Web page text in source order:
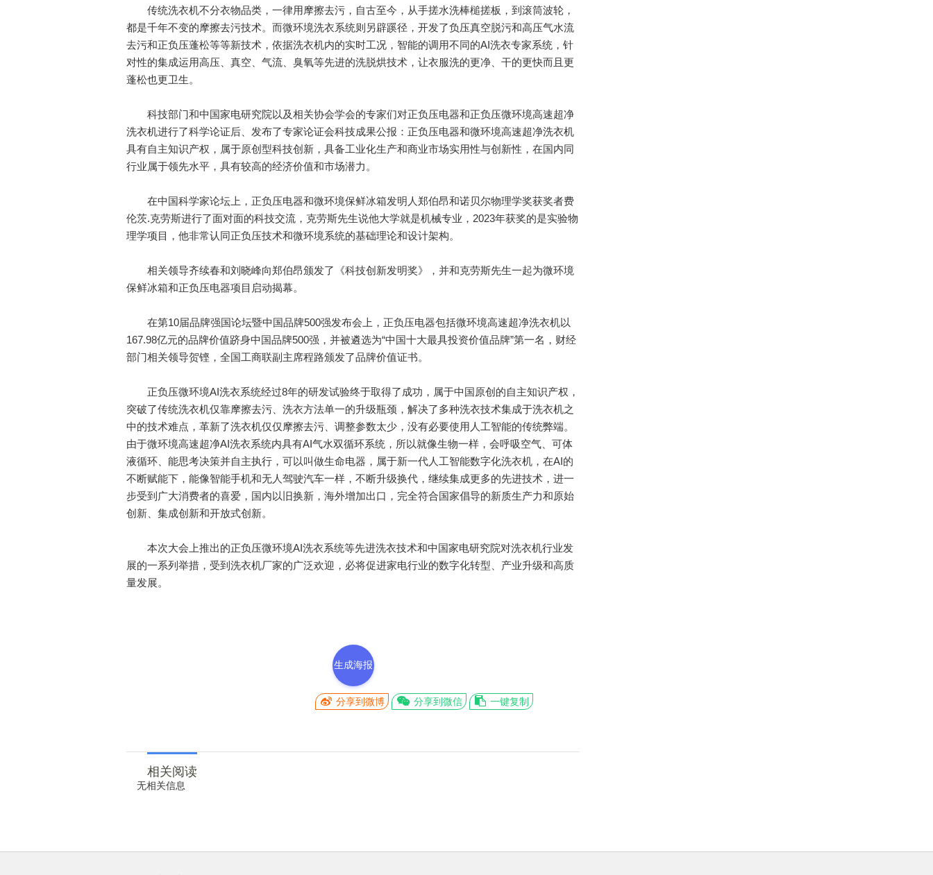
传统洗衣机不分衣物品类，一律用摩擦去污，自古至今，从手搓水洗棒槌搓板，到滚筒波轮，
都是千年不变的摩擦去污技术。而微环境洗衣系统则另辟蹊径，开发了负压真空脱污和高压气水流
去污和正负压蓬松等等新技术，依据洗衣机内的实时工况，智能的调用不同的AI洗衣专家系统，针
对性的集成运用高压、真空、气流、臭氧等先进的洗脱烘技术，让衣服洗的更净、干的更快而且更
蓬松也更卫生。
科技部门和中国家电研究院以及相关协会学会的专家们对正负压电器和正负压微环境高速超净
洗衣机进行了科学论证后、发布了专家论证会科技成果公报：正负压电器和微环境高速超净洗衣机
具有自主知识产权，属于原创型科技创新，具备工业化生产和商业市场实用性与创新性，在国内同
行业属于领先水平，具有较高的经济价值和市场潜力。
在中国科学家论坛上，正负压电器和微环境保鲜冰箱发明人郑伯昂和诺贝尔物理学奖获奖者费
伦茨.克劳斯进行了面对面的科技交流，克劳斯先生说他大学就是机械专业，2023年获奖的是实验物
理学项目，他非常认同正负压技术和微环境系统的基础理论和设计架构。
相关领导齐续春和刘晓峰向郑伯昂颁发了《科技创新发明奖》，并和克劳斯先生一起为微环境
保鲜冰箱和正负压电器项目启动揭幕。
在第10届品牌强国论坛暨中国品牌500强发布会上，正负压电器包括微环境高速超净洗衣机以
167.98亿元的品牌价值跻身中国品牌500强，并被遴选为“中国十大最具投资价值品牌”第一名，财经
部门相关领导贺铿，全国工商联副主席程路颁发了品牌价值证书。
正负压微环境AI洗衣系统经过8年的研发试验终于取得了成功，属于中国原创的自主知识产权，
突破了传统洗衣机仅靠摩擦去污、洗衣方法单一的升级瓶颈，解决了多种洗衣技术集成于洗衣机之
中的技术难点，革新了洗衣机仅仅摩擦去污、调整参数太少，没有必要使用人工智能的传统弊端。
由于微环境高速超净AI洗衣系统内具有AI气水双循环系统，所以就像生物一样，会呼吸空气、可体
液循环、能思考决策并自主执行，可以叫做生命电器，属于新一代人工智能数字化洗衣机，在AI的
不断赋能下，能像智能手机和无人驾驶汽车一样，不断升级换代，继续集成更多的先进技术，进一
步受到广大消费者的喜爱，国内以旧换新，海外增加出口，完全符合国家倡导的新质生产力和原始
创新、集成创新和开放式创新。
本次大会上推出的正负压微环境AI洗衣系统等先进洗衣技术和中国家电研究院对洗衣机行业发
展的一系列举措，受到洗衣机厂家的广泛欢迎，必将促进家电行业的数字化转型、产业升级和高质
量发展。
生成海报
分享到微博 分享到微信 一键复制
相关阅读
无相关信息